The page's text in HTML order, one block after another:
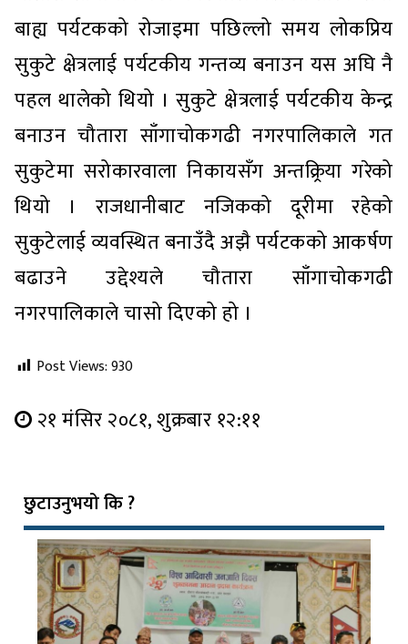
बाह्य पर्यटकको रोजाइमा पछिल्लो समय लोकप्रिय
सुकुटे क्षेत्रलाई पर्यटकीय गन्तव्य बनाउन यस अघि नै
पहल थालेको थियो । सुकुटे क्षेत्रलाई पर्यटकीय केन्द्र
बनाउन चौतारा साँगाचोकगढी नगरपालिकाले गत
सुकुटेमा सरोकारवाला निकायसँग अन्तक्र्रिया गरेको
थियो । राजधानीबाट नजिकको दूरीमा रहेको
सुकुटेलाई व्यवस्थित बनाउँदै अझै पर्यटकको आकर्षण
बढाउने उद्देश्यले चौतारा साँगाचोकगढी
नगरपालिकाले चासो दिएको हो ।
Post Views:930
२१ मंसिर २०८१, शुक्रबार १२:११
छुटाउनुभयो कि ?